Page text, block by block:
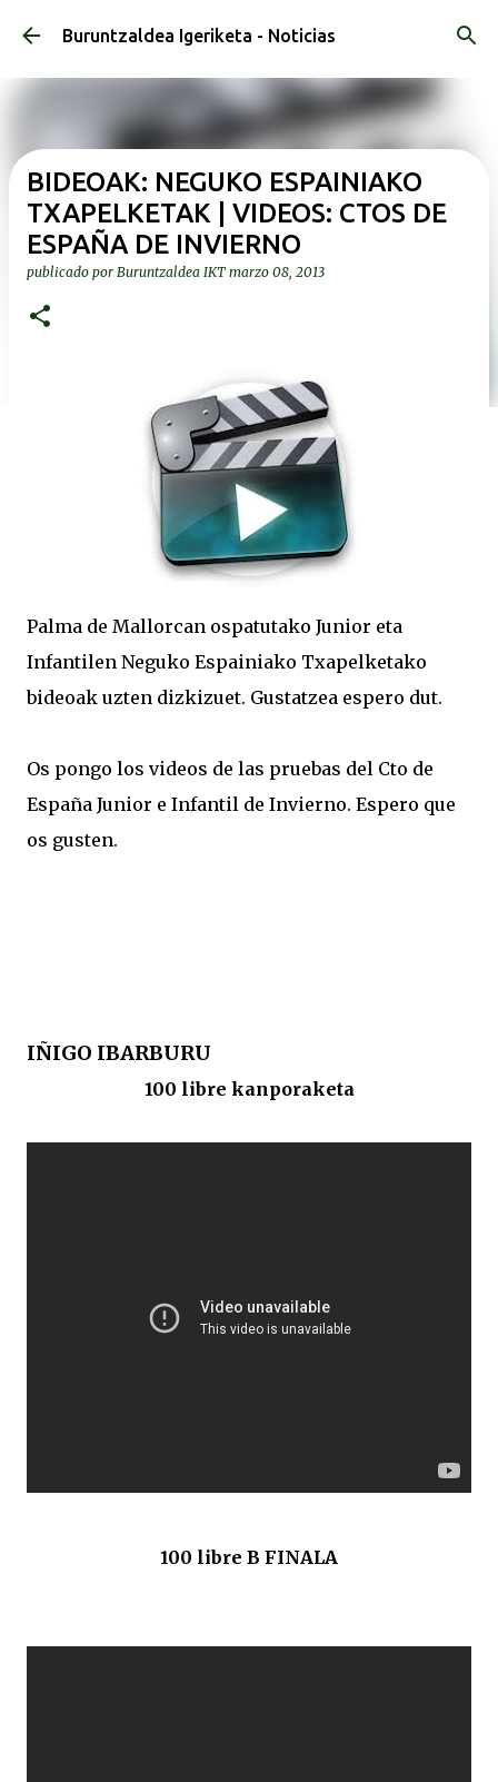
Ir al contenido principal
Buruntzaldea Igeriketa - Noticias
BIDEOAK: NEGUKO ESPAINIAKO
TXAPELKETAK | VIDEOS: CTOS DE
ESPAÑA DE INVIERNO
publicado por Buruntzaldea IKT marzo 08, 2013
Palma de Mallorcan ospatutako Junior eta
Infantilen Neguko Espainiako Txapelketako
bideoak uzten dizkizuet. Gustatzea espero dut.
Os pongo los videos de las pruebas del Cto de
España Junior e Infantil de Invierno. Espero que
os gusten.
IÑIGO IBARBURU
100 libre kanporaketa
100 libre B FINALA